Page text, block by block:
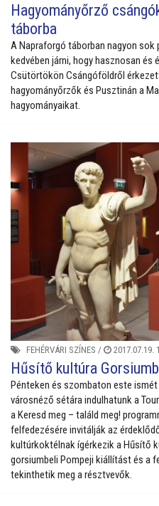
Hagyományőrző
táborba
A Napraforgó táborban nagyon sok
kedvében járni, hogy hasznosan
Csütörtökön Csángóföldről
hagyományőrzők és Pusztinán a
hagyományaikat.
FEHÉRVÁRI SZÍNES / 2017.07.19.
Hűsítő kultúra
Pénteken és szombaton este
városnéző sétára indulhatunk a
a Keresd meg – találd meg!
felfedezésére invitálják az
kultúrkoktélnak ígérkezik a Hűsítő
gorsiumbeli Pompeji kiállítást és a
tekinthetik meg a résztvevők.